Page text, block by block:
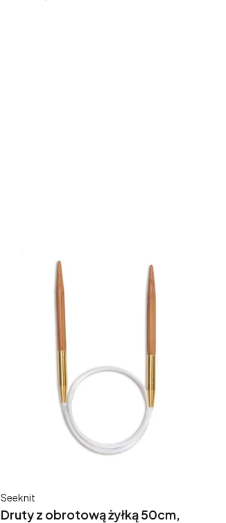
Druty z obrotową żyłką 50cm,
Producent
Seeknit